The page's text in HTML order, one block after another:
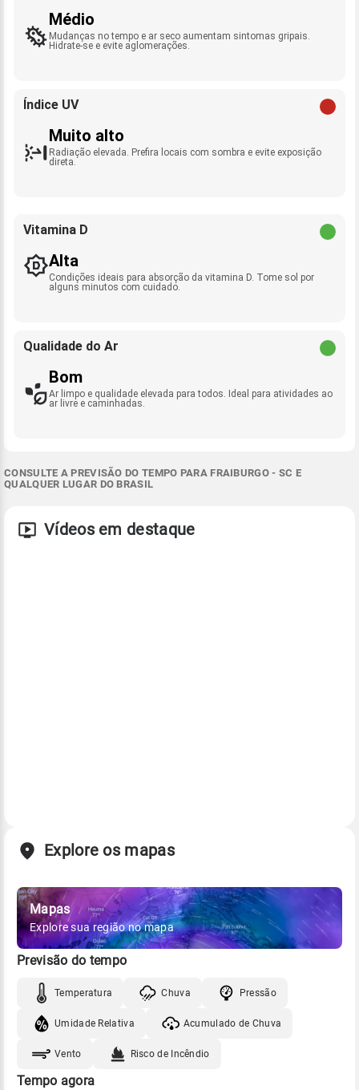
Médio
Mudanças no tempo e ar seco aumentam sintomas gripais.
Hidrate-se e evite aglomerações.
Índice UV
Muito alto
Radiação elevada. Prefira locais com sombra e evite exposição
direta.
Vitamina D
Alta
Condições ideais para absorção da vitamina D. Tome sol por
alguns minutos com cuidado.
Qualidade do Ar
Bom
Ar limpo e qualidade elevada para todos. Ideal para atividades ao
ar livre e caminhadas.
CONSULTE A PREVISÃO DO TEMPO PARA FRAIBURGO - SC E
QUALQUER LUGAR DO BRASIL
Vídeos em destaque
Explore os mapas
Mapas
Explore sua região no mapa
Previsão do tempo
Temperatura Chuva Pressão
Umidade Relativa Acumulado de Chuva
Vento Risco de Incêndio
Tempo agora